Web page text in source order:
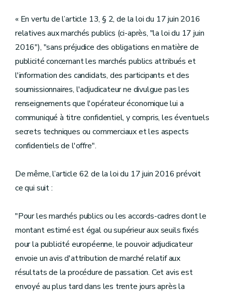
« En vertu de l’article 13, § 2, de la loi du 17 juin 2016
relatives aux marchés publics (ci-après, "la loi du 17 juin
2016"), "sans préjudice des obligations en matière de
publicité concernant les marchés publics attribués et
l'information des candidats, des participants et des
soumissionnaires, l'adjudicateur ne divulgue pas les
renseignements que l'opérateur économique lui a
communiqué à titre confidentiel, y compris, les éventuels
secrets techniques ou commerciaux et les aspects
confidentiels de l'offre".
De même, l’article 62 de la loi du 17 juin 2016 prévoit
ce qui suit :
"Pour les marchés publics ou les accords-cadres dont le
montant estimé est égal ou supérieur aux seuils fixés
pour la publicité européenne, le pouvoir adjudicateur
envoie un avis d'attribution de marché relatif aux
résultats de la procédure de passation. Cet avis est
envoyé au plus tard dans les trente jours après la